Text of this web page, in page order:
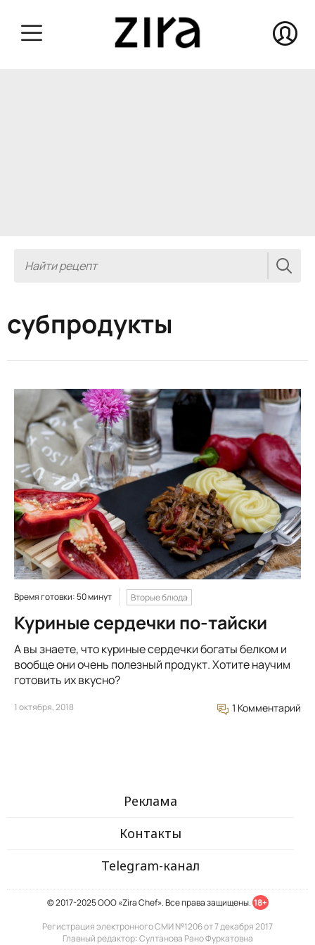
субпродукты
Время готовки: 50 минут Вторые блюда
Куриные сердечки по-тайски
А вы знаете, что куриные сердечки богаты белком и
вообще они очень полезный продукт. Хотите научим
готовить их вкусно?
1 октября, 2018 1 Комментарий
Реклама
Контакты
Telegram-канал
© 2017-2025 ООО «Zira Chef». Все права защищены. 18+
Регистрация электронного СМИ №1206 от 7 декабря 2017
Главный редактор: Султанова Рано Фуркатовна